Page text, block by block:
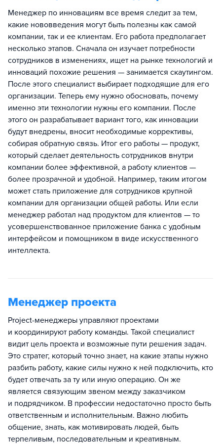
Менеджер по инновациям все время следит за тем,
какие нововведения могут быть полезны как самой
компании, так и ее клиентам. Его работа предполагает
несколько этапов. Сначала он изучает потребности
сотрудников в изменениях, ищет на рынке технологий и
инноваций похожие решения — занимается скаутингом.
После этого специалист выбирает подходящие для его
организации. Теперь ему нужно обосновать, почему
именно эти технологии нужны его компании. После
этого он разрабатывает вариант того, как инновации
будут внедрены, вносит необходимые коррективы,
собирая обратную связь. Итог его работы — продукт,
который сделает деятельность сотрудников внутри
компании более эффективной, а работу клиентов —
более прозрачной и удобной. Например, таким итогом
может стать приложение для сотрудников крупной
компании для организации общей работы. Или если
менеджер работал над продуктом для клиентов — то
усовершенствованное приложение банка с удобным
интерфейсом и помощником в виде искусственного
интеллекта.
Менеджер проекта
Project-менеджеры управляют проектами
и координируют работу команды. Такой специалист
видит цель проекта и возможные пути решения задач.
Это стратег, который точно знает, на какие этапы нужно
разбить работу, какие силы нужно к ней подключить, кто
будет отвечать за ту или иную операцию. Он же
является связующим звеном между заказчиком
и подрядчиком. В профессии недостаточно просто быть
ответственным и исполнительным. Важно любить
общение, знать, как мотивировать людей, быть
терпеливым, последовательным и креативным.